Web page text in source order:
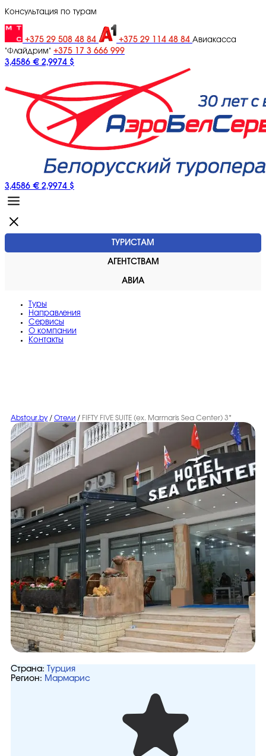
Консультация по турам
+375 29 508 48 84 +375 29 114 48 84 Авиакасса
"Флайдрим" +375 17 3 666 999
3,4586 € 2,9974 $
3,4586 € 2,9974 $
ТУРИСТАМ
АГЕНТСТВАМ
АВИА
Туры
Направления
Сервисы
O компании
Контакты
Abstour.by / Отели / FIFTY FIVE SUITE (ex. Marmaris Sea Center) 3*
Страна:
Турция
Регион: Мармарис